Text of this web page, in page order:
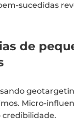
sucedidas
de
Micro-